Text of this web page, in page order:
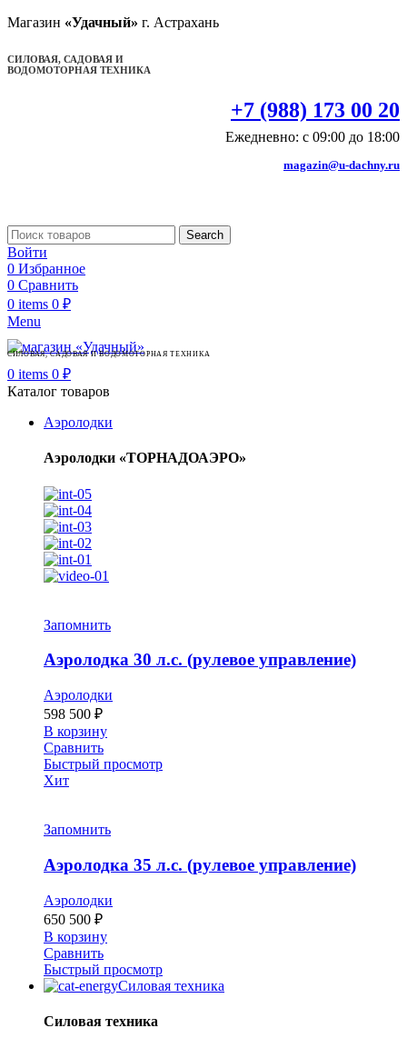
Магазин «Удачный» г. Астрахань
СИЛОВАЯ, САДОВАЯ И
ВОДОМОТОРНАЯ ТЕХНИКА
+7 (988) 173 00 20
Ежедневно: с 09:00 до 18:00
magazin@u-dachny.ru
Search
Войти
0 Избранное
0 Сравнить
0 items 0 ₽
Menu
СИЛОВАЯ, САДОВАЯ И ВОДОМОТОРНАЯ ТЕХНИКА
0 items 0 ₽
Каталог товаров
Аэролодки
Аэролодки «ТОРНАДОАЭРО»
Запомнить
Аэролодка 30 л.с. (рулевое управление)
Аэролодки
598 500 ₽
В корзину
Сравнить
Быстрый просмотр
Хит
Запомнить
Аэролодка 35 л.с. (рулевое управление)
Аэролодки
650 500 ₽
В корзину
Сравнить
Быстрый просмотр
Силовая техника
Силовая техника